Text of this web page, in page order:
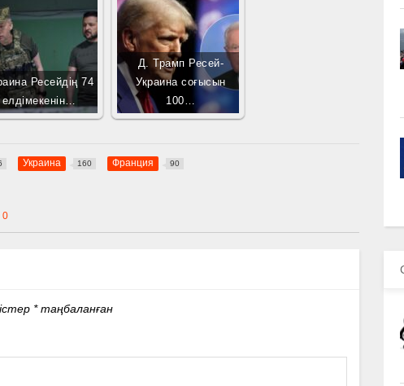
Ресейдің 74
елдімекенін…
Д. Трамп Ресей-
Украина соғысын
100…
Украина 160 Франция 90
0
*таңбаланған